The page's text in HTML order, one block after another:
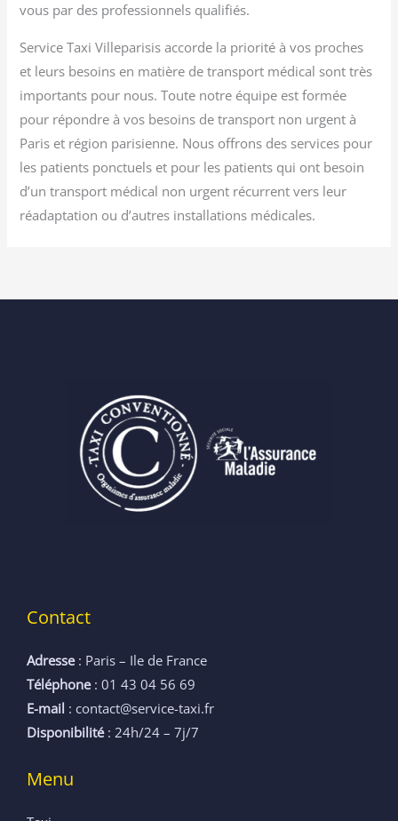
vous par des professionnels qualifiés.
Service Taxi Villeparisis accorde la priorité à vos proches
et leurs besoins en matière de transport médical sont très
importants pour nous. Toute notre équipe est formée
pour répondre à vos besoins de transport non urgent à
Paris et région parisienne. Nous offrons des services pour
les patients ponctuels et pour les patients qui ont besoin
d’un transport médical non urgent récurrent vers leur
réadaptation ou d’autres installations médicales.
Contact
Adresse: Paris – Ile de France
Téléphone: 01 43 04 56 69
E-mail : contact@service-taxi.fr
Disponibilité: 24h/24 – 7j/7
Menu